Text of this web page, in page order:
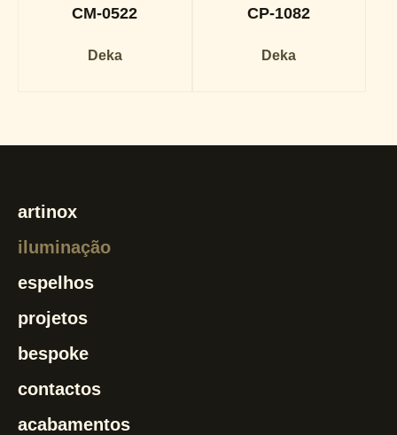
CM-0522
Deka
CP-1082
Deka
artinox
iluminação
espelhos
projetos
bespoke
contactos
acabamentos